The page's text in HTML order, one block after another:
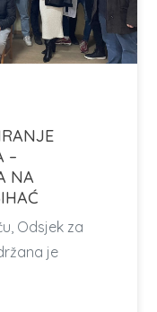
–
NA
Odsjek za
je